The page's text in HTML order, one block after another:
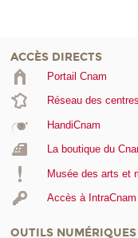
ACCÈS DIRECTS
Portail Cnam
Réseau des centres
HandiCnam
La boutique du
Musée des arts et
Accès à IntraCnam
OUTILS NUMÉRIQUES